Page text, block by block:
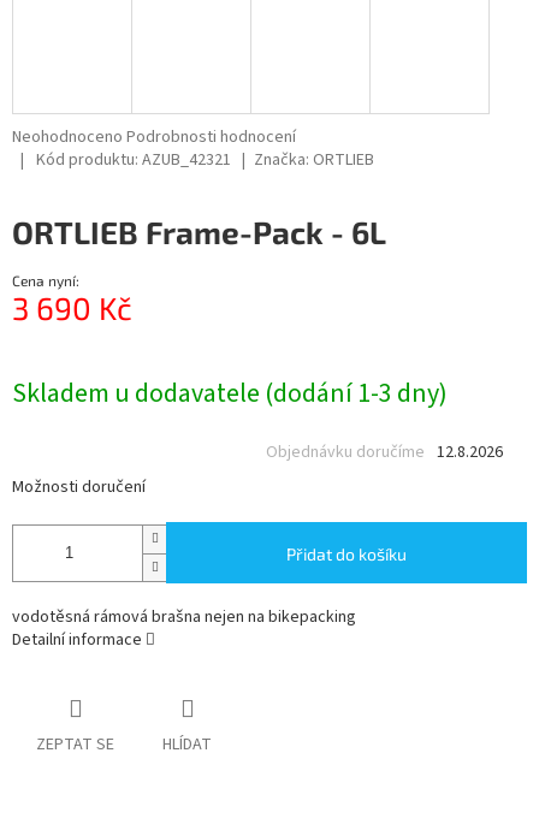
Průměrné
hodnocení
0,0
z
5
hvězdiček.
Neohodnoceno Podrobnosti hodnocení
Kód produktu: AZUB_42321 Značka: ORTLIEB
ORTLIEB Frame-Pack - 6L
Cena nyní:
3 690 Kč
Skladem u dodavatele (dodání 1-3 dny)
12.8.2026
Objednávku doručíme
Možnosti doručení
Přidat do košíku
vodotěsná rámová brašna nejen na bikepacking
Detailní informace
ZEPTAT SE HLÍDAT